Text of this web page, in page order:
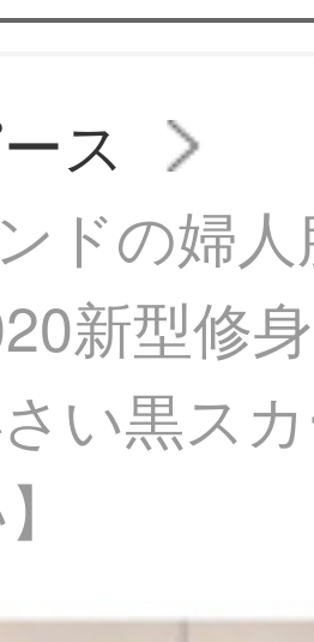
ス
ドの婦
新型修
い黒ス